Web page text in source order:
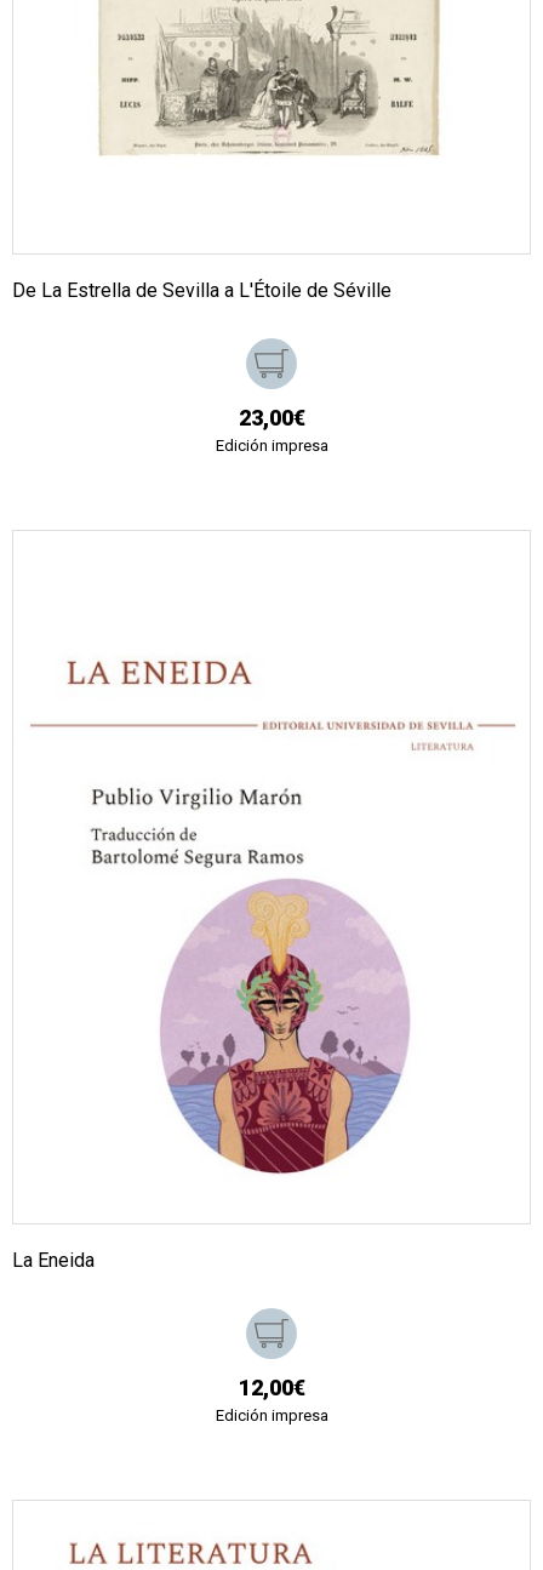
De La Estrella de Sevilla a L'Étoile de Séville
23,00€
Edición impresa
La Eneida
12,00€
Edición impresa